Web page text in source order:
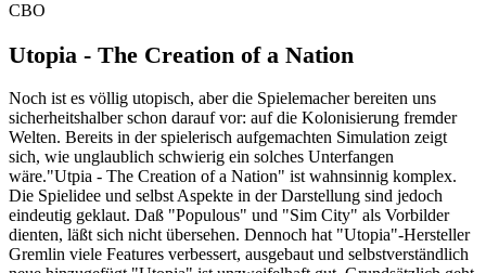
CBO
Utopia - The Creation of a Nation
Noch ist es völlig utopisch, aber die Spielemacher bereiten uns
sicherheitshalber schon darauf vor: auf die Kolonisierung fremder
Welten. Bereits in der spielerisch aufgemachten Simulation zeigt
sich, wie unglaublich schwierig ein solches Unterfangen
wäre."Utpia - The Creation of a Nation" ist wahnsinnig komplex.
Die Spielidee und selbst Aspekte in der Darstellung sind jedoch
eindeutig geklaut. Daß "Populous" und "Sim City" als Vorbilder
dienten, läßt sich nicht übersehen. Dennoch hat "Utopia"-Hersteller
Gremlin viele Features verbessert, ausgebaut und selbstverständlich